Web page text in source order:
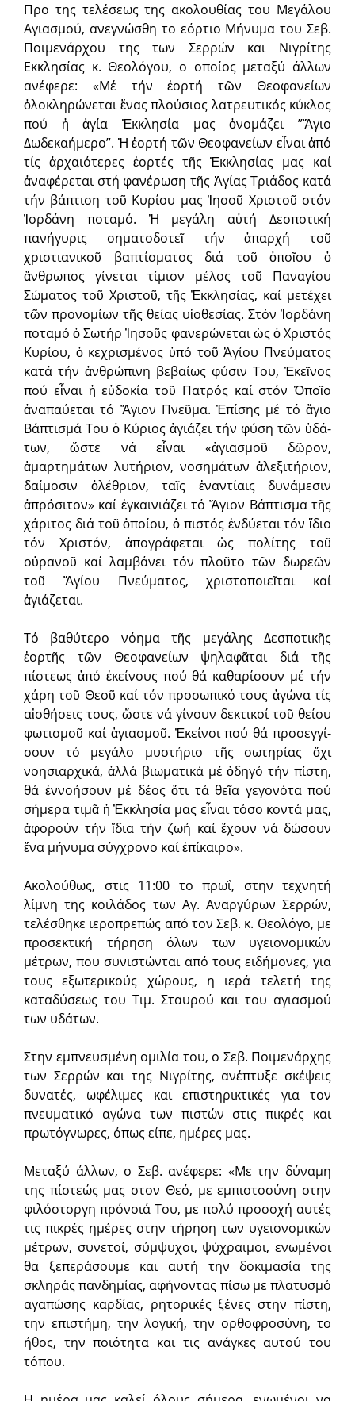
Προ της τελέσεως της ακολουθίας του Μεγάλου
Αγιασμού, ανεγνώσθη το εόρτιο Μήνυμα του Σεβ.
Ποιμενάρχου της των Σερρών και Νιγρίτης
Εκκλησίας κ. Θεολόγου, ο οποίος μεταξύ άλλων
ανέφερε: «Μέ τήν ἑορτή τῶν Θεοφανείων
ὁλοκληρώνεται ἕνας πλούσιος λα­τρευτικός κύκλος
πού ἡ ἁγία Ἐκκλησία μας ὀνομάζει ”Ἅγιο
Δωδεκαήμε­ρο”. Ἡ ἑορτή τῶν Θεοφανείων εἶναι ἀπό
τίς ἀρχαιότερες ἑορτές τῆς Ἐκ­κλησίας μας καί
ἀναφέρεται στή φανέρωση τῆς Ἁγίας Τριάδος κατά
τήν βάπτιση τοῦ Κυρίου μας Ἰησοῦ Χριστοῦ στόν
Ἰορδάνη ποταμό. Ἡ μεγάλη αὐτή Δεσποτική
πανήγυρις σηματοδοτεῖ τήν ἀπαρχή τοῦ
χριστιανικοῦ βα­πτίσματος διά τοῦ ὁποῖου ὁ
ἄνθρωπος γίνεται τίμιον μέλος τοῦ Παναγίου
Σώματος τοῦ Χριστοῦ, τῆς Ἐκκλησίας, καί μετέχει
τῶν προνομίων τῆς θεί­ας υἱοθεσίας. Στόν Ἰορδάνη
ποταμό ὁ Σωτήρ Ἰησοῦς φανερώνεται ὡς ὁ Χριστός
Κυρίου, ὁ κεχρισμένος ὑπό τοῦ Ἁγίου Πνεύματος
κατά τήν ἀνθρώπινη βεβαίως φύσιν Του, Ἐκεῖνος
πού εἶναι ἡ εὐδοκία τοῦ Πατρός καί στόν Ὁποῖο
ἀναπαύεται τό Ἅγιον Πνεῦμα. Ἐπίσης μέ τό ἅγιο
Βά­πτισμά Του ὁ Κύριος ἁγιάζει τήν φύση τῶν ὑδά­
των, ὥστε νά εἶναι «ἁγια­σμοῦ δῶρον,
ἁμαρτημάτων λυτήριον, νοσημάτων ἀλεξιτήρι­ον,
δαίμοσιν ὁλέθριον, ταῖς ἐναντίαις δυνάμεσιν
ἀπρόσιτον» καί ἐγκαινιάζει τό Ἅγιον Βάπτισμα τῆς
χάριτος διά τοῦ ὁποίου, ὁ πιστός ἐνδύεται τόν ἴδιο
τόν Χρι­στόν, ἀπογράφεται ὡς πολίτης τοῦ
οὐρανοῦ καί λαμβάνει τόν πλοῦτο τῶν δωρεῶν
τοῦ Ἅγίου Πνεύματος, χριστοποιεῖται καί
ἁγιάζεται.
Τό βαθύτερο νόημα τῆς μεγάλης Δεσποτικῆς
ἑορτῆς τῶν Θεοφανείων ψηλα­φᾶται διά τῆς
πίστεως ἀπό ἐκείνους πού θά καθαρίσουν μέ τήν
χάρη τοῦ Θεοῦ καί τόν προ­σωπικό τους ἀγώνα τίς
αἰσθήσεις τους, ὥστε νά γίνουν δεκτικοί τοῦ θείου
φωτισμοῦ καί ἁγιασμοῦ. Ἐκείνοι πού θά προσεγγί­
σουν τό μεγάλο μυ­στήριο τῆς σωτηρίας ὄχι
νοησιαρχικά, ἀλλά βιωματικά μέ ὁδηγό τήν πί­στη,
θά ἐννοήσουν μέ δέος ὅτι τά θεῖα γεγονότα πού
σήμερα τιμᾶ ἡ Ἐκκλησία μας εἶναι τόσο κοντά μας,
ἀφορούν τήν ἴδια τήν ζωή καί ἔχουν νά δώσουν
ἕνα μήνυμα σύγχρονο καί ἐπί­καιρο».
Ακολούθως, στις 11:00 το πρωΐ, στην τεχνητή
λίμνη της κοιλάδος των Αγ. Αναργύ­ρων Σερρών,
τελέσθηκε ιεροπρεπώς από τον Σεβ. κ. Θεολόγο, με
προσεκτική τήρηση όλων των υγειονομικών
μέτρων, που συνιστώνται από τους ειδήμονες, για
τους εξωτερικούς χώρους, η ιερά τελετή της
καταδύσε­ως του Τιμ. Σταυρού και του αγια­σμού
των υδάτων.
Στην εμπνευσμένη ομιλία του, ο Σεβ. Ποιμενάρχης
των Σερρών και της Νιγρίτης, ανέπτυξε σκέψεις
δυνατές, ωφέλιμες και επιστηρικτικές για τον
πνευματικό αγώνα των πιστών στις πικρές και
πρωτόγνωρες, όπως είπε, ημέρες μας.
Μεταξύ άλλων, ο Σεβ. ανέφερε: «Με την δύναμη
της πίστεώς μας στον Θεό, με εμπιστοσύνη στην
φιλόστοργη πρόνοιά Του, με πολύ προσοχή αυτές
τις πικρές ημέρες στην τήρηση των υγειονομικών
μέτρων, συνετοί, σύμψυχοι, ψύχραιμοι, ενωμένοι
θα ξεπεράσουμε και αυτή την δοκιμασία της
σκληράς πανδημίας, αφήνοντας πίσω με πλατυσμό
αγαπώσης καρδίας, ρητορικές ξένες στην πίστη,
την επιστήμη, την λογική, την ορθοφροσύνη, το
ήθος, την ποιότητα και τις ανάγκες αυτού του
τόπου.